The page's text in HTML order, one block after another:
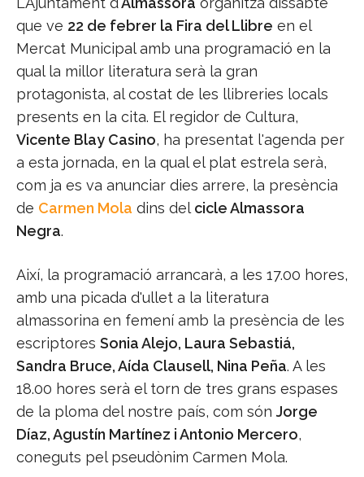
que ve 22 de febrer la Fira del Llibre en el
Mercat Municipal amb una programació en la
qual la millor literatura serà la gran
protagonista, al costat de les llibreries locals
presents en la cita. El regidor de Cultura,
Vicente Blay Casino, ha presentat l'agenda per
a esta jornada, en la qual el plat estrela serà,
com ja es va anunciar dies arrere, la presència
de Carmen Mola dins del cicle Almassora
Negra.
Així, la programació arrancarà, a les 17.00 hores,
amb una picada d'ullet a la literatura
almassorina en femení amb la presència de les
escriptores Sonia Alejo, Laura Sebastiá,
Sandra Bruce, Aída Clausell, Nina Peña. A les
18.00 hores serà el torn de tres grans espases
de la ploma del nostre país, com són Jorge
Díaz, Agustín Martínez i Antonio Mercero,
coneguts pel pseudònim Carmen Mola.